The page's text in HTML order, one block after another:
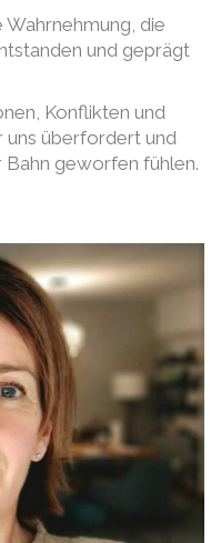
die
und geprägt
Konflikten und
uns überfordert und
Bahn geworfen fühlen.